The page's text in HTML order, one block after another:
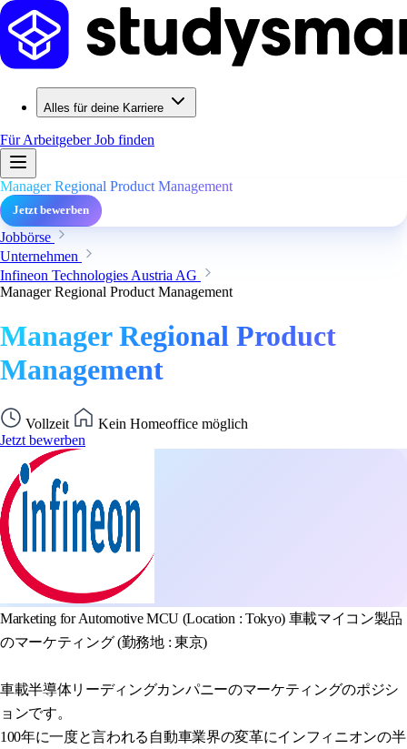
Alles für deine Karriere
Für ArbeitgeberJob finden
Manager Regional Product Management
Jetzt bewerben
Jobbörse
Unternehmen
Infineon Technologies Austria AG
Manager Regional Product Management
Manager Regional Product
Management
Vollzeit
Kein Homeoffice möglich
Jetzt bewerben
Marketing for Automotive MCU (Location : Tokyo) 車載マイコン製品
のマーケティング (勤務地 : 東京)
車載半導体リーディングカンパニーのマーケティングのポジシ
ョンです。
100年に一度と言われる自動車業界の変革にインフィニオンの半